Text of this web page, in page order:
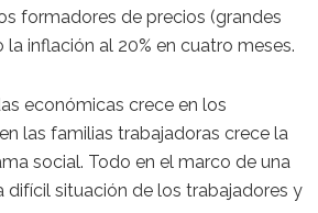
formadores de precios (grandes
inflación al 20% en cuatro meses.
económicas crece en los
las familias trabajadoras crece la
social. Todo en el marco de una
situación de los trabajadores y